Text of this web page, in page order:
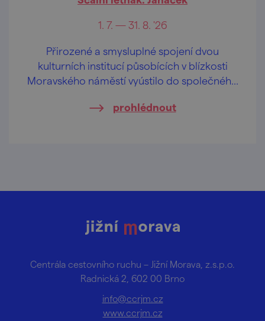
1. 7. — 31. 8. '26
Přirozené a smysluplné spojení dvou
kulturních institucí působících v blízkosti
Moravského náměstí vyústilo do společného
prohlédnout
Centrála cestovního ruchu – Jižní Morava, z.s.p.o.
Radnická 2, 602 00 Brno
info@ccrjm.cz
www.ccrjm.cz